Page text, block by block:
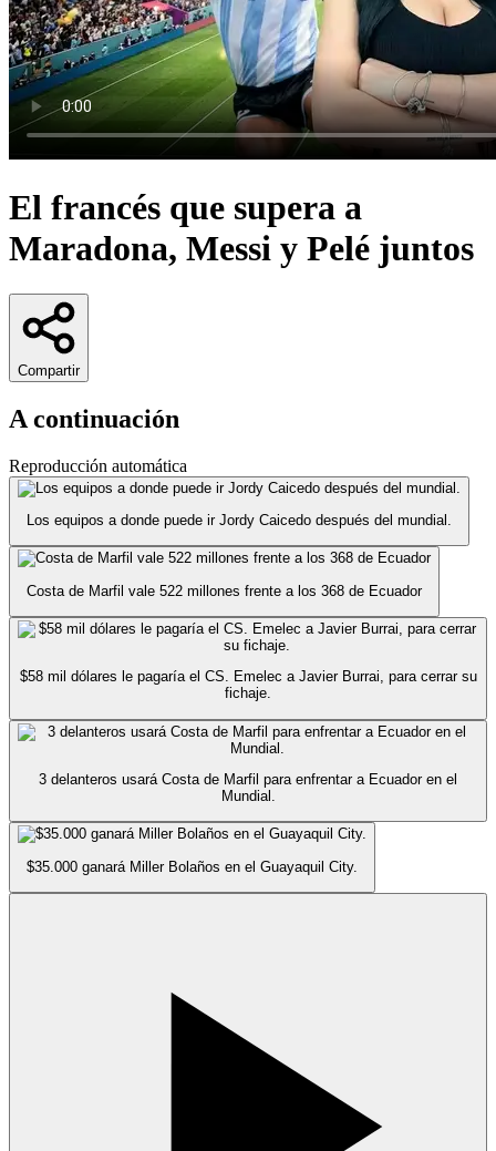
El francés que supera a
Maradona, Messi y Pelé juntos
Compartir
A continuación
Reproducción automática
Los equipos a donde puede ir Jordy Caicedo después del mundial.
Costa de Marfil vale 522 millones frente a los 368 de Ecuador
$58 mil dólares le pagaría el CS. Emelec a Javier Burrai, para cerrar su
fichaje.
3 delanteros usará Costa de Marfil para enfrentar a Ecuador en el
Mundial.
$35.000 ganará Miller Bolaños en el Guayaquil City.